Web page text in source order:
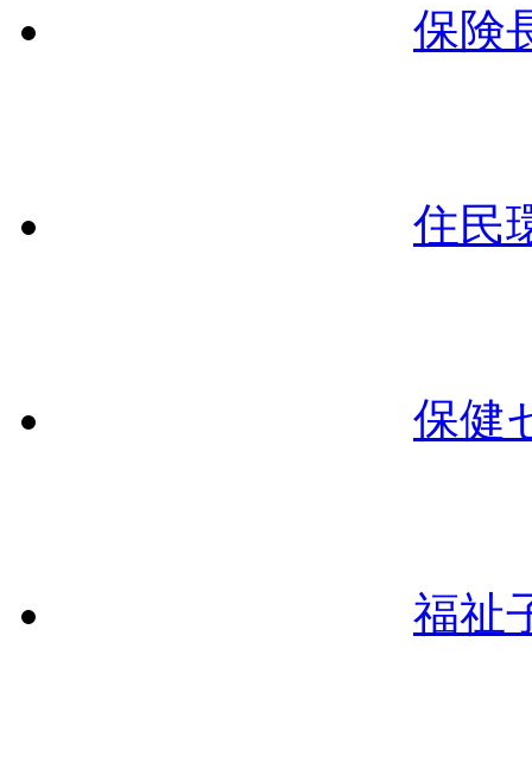
保険
住民
保健
福祉